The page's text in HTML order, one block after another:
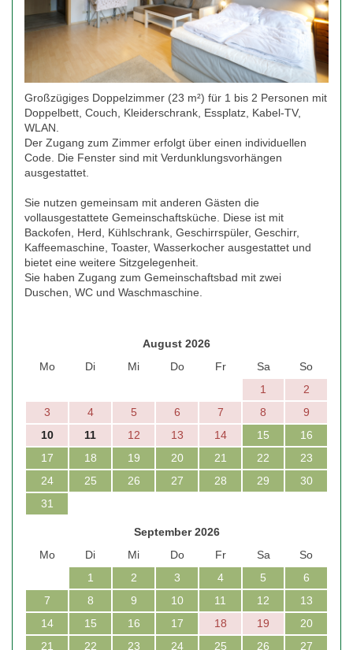
Großzügiges Doppelzimmer (23 m²) für 1 bis 2 Personen mit
Doppelbett, Couch, Kleiderschrank, Essplatz, Kabel-TV,
WLAN.
Der Zugang zum Zimmer erfolgt über einen individuellen
Code. Die Fenster sind mit Verdunklungsvorhängen
ausgestattet.
Sie nutzen gemeinsam mit anderen Gästen die
vollausgestattete Gemeinschaftsküche. Diese ist mit
Backofen, Herd, Kühlschrank, Geschirrspüler, Geschirr,
Kaffeemaschine, Toaster, Wasserkocher ausgestattet und
bietet eine weitere Sitzgelegenheit.
Sie haben Zugang zum Gemeinschaftsbad mit zwei
Duschen, WC und Waschmaschine.
August 2026
Mo
Di Mi Do Fr Sa
So
1
2
3
4 5 6 7 8
9
10
11 12 13 14 15
16
17
18 19 20 21 22
23
24
25 26 27 28 29
30
31
September 2026
Mo
Di Mi Do Fr Sa
So
1
2 3 4 5
6
7
8 9 10 11 12
13
14
15 16 17 18 19
20
21
22 23 24 25 26 27